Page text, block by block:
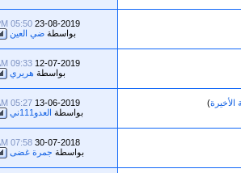
23-08-2019
05:50 PM
بواسطة ضي العين
12-07-2019
09:33 AM
بواسطة هريري
)
13-06-2019
05:27 AM
بواسطة العدو111ني
30-07-2018
07:58 AM
بواسطة جمرة غضى